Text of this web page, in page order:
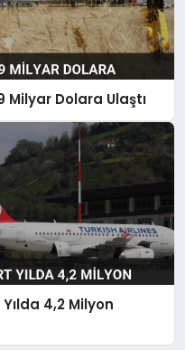
Dolara Ulaştı
4,2 Milyon